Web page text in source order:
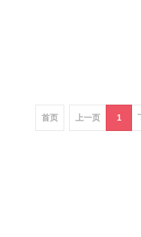
首页 上一页 1